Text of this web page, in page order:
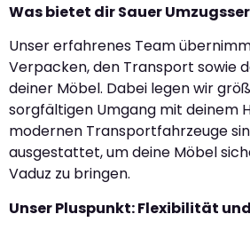
Was bietet dir Sauer
Unser erfahrenes Team
Verpacken, den Transport sowie
deiner Möbel. Dabei legen wir
sorgfältigen Umgang mit deinem
modernen Transportfahrzeuge
ausgestattet, um deine Möbel
Vaduz zu bringen.
Unser Pluspunkt: Flexibilität